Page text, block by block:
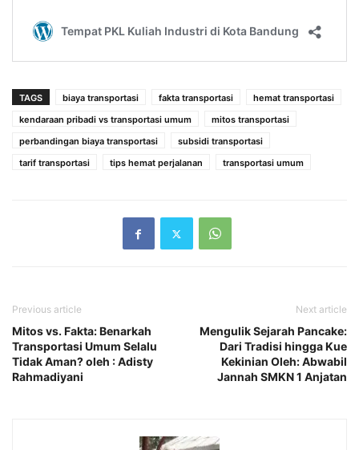
TAGS biaya transportasi fakta transportasi
hemat transportasi
kendaraan pribadi vs transportasi umum
mitos transportasi
perbandingan biaya transportasi
subsidi transportasi
tarif transportasi
tips hemat perjalanan transportasi umum
Previous article
Mitos vs. Fakta: Benarkah
Transportasi Umum Selalu
Tidak Aman? oleh : Adisty
Rahmadiyani
Next article
Mengulik Sejarah Pancake:
Dari Tradisi hingga Kue
Kekinian Oleh: Abwabil
Jannah SMKN 1 Anjatan